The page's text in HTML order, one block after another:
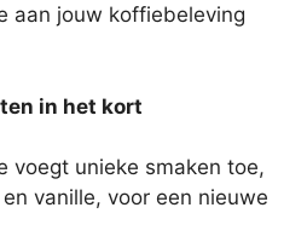
aan jouw koffiebeleving
in het kort
voegt unieke smaken toe,
vanille, voor een nieuwe